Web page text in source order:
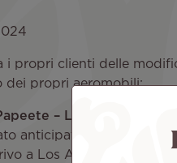
i propri clienti delle
dei propri aeromobili:
– Los Angeles, la
anticipato di 24 ore.
a Los Angeles è